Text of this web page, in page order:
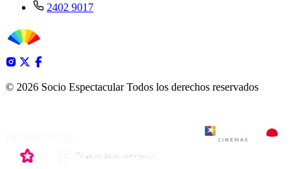
2402 9017
© 2026 Socio Espectacular Todos los derechos reservados